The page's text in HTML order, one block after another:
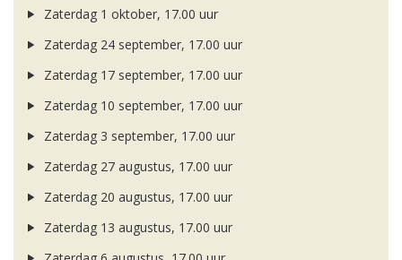
Zaterdag 1 oktober, 17.00 uur
Zaterdag 24 september, 17.00 uur
Zaterdag 17 september, 17.00 uur
Zaterdag 10 september, 17.00 uur
Zaterdag 3 september, 17.00 uur
Zaterdag 27 augustus, 17.00 uur
Zaterdag 20 augustus, 17.00 uur
Zaterdag 13 augustus, 17.00 uur